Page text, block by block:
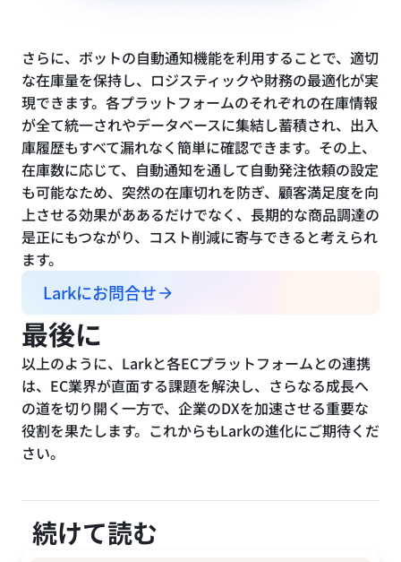
さらに、ボットの自動通知機能を利用することで、適切
な在庫量を保持し、ロジスティックや財務の最適化が実
現できます。各プラットフォームのそれぞれの在庫情報
が全て統一されやデータベースに集結し蓄積され、出入
庫履歴もすべて漏れなく簡単に確認できます。その上、
在庫数に応じて、自動通知を通して自動発注依頼の設定
も可能なため、突然の在庫切れを防ぎ、顧客満足度を向
上させる効果がああるだけでなく、長期的な商品調達の
是正にもつながり、コスト削減に寄与できると考えられ
ます。
Larkにお問合せ
最後に
以上のように、Larkと各ECプラットフォームとの連携
は、EC業界が直面する課題を解決し、さらなる成長へ
の道を切り開く一方で、企業のDXを加速させる重要な
役割を果たします。これからもLarkの進化にご期待くだ
さい。
続けて読む